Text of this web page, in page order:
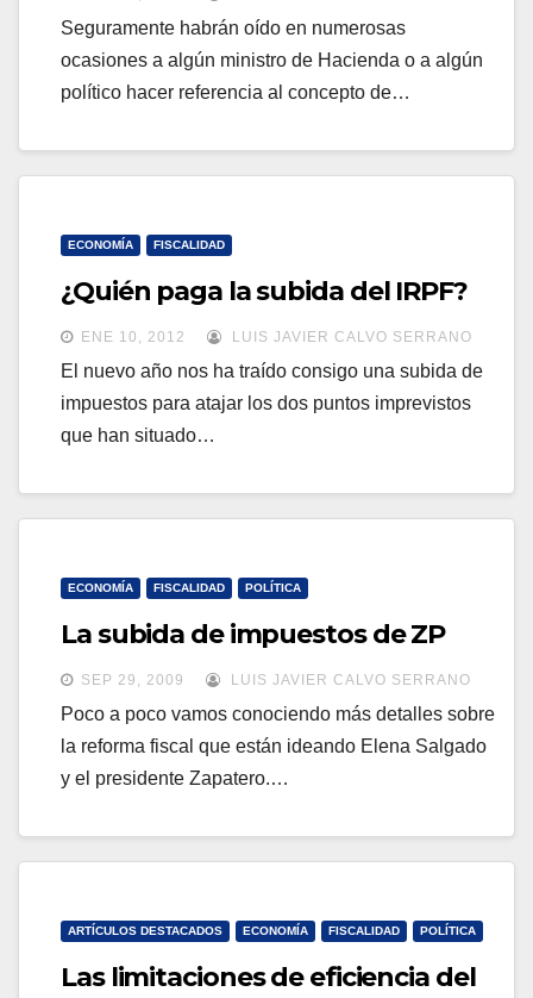
Seguramente habrán oído en numerosas
ocasiones a algún ministro de Hacienda o a algún
político hacer referencia al concepto de…
ECONOMÍA FISCALIDAD
¿Quién paga la subida del IRPF?
ENE 10, 2012 LUIS JAVIER CALVO SERRANO
El nuevo año nos ha traído consigo una subida de
impuestos para atajar los dos puntos imprevistos
que han situado…
ECONOMÍA FISCALIDAD POLÍTICA
La subida de impuestos de ZP
SEP 29, 2009 LUIS JAVIER CALVO SERRANO
Poco a poco vamos conociendo más detalles sobre
la reforma fiscal que están ideando Elena Salgado
y el presidente Zapatero.…
ARTÍCULOS DESTACADOS ECONOMÍA FISCALIDAD POLÍTICA
Las limitaciones de eficiencia del